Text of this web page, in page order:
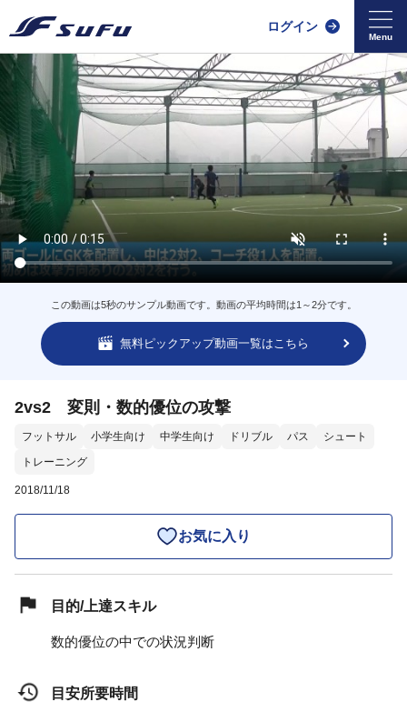
ログイン
この動画は5秒のサンプル動画です。動画の平均時間は1～2分です。
無料ピックアップ動画一覧はこちら
2vs2 変則・数的優位の攻撃
フットサル 小学生向け 中学生向け ドリブル パス
シュート
トレーニング
2018/11/18
お気に入り
目的/上達スキル
数的優位の中での状況判断
目安所要時間